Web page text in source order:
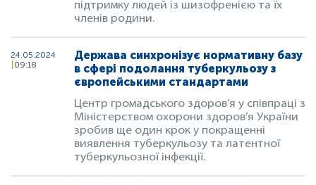
підтримку людей із шизофренією та їх
членів родини.
24.05.2024
09:18
Держава синхронізує нормативну базу
в сфері подолання туберкульозу з
європейськими стандартами
Центр громадського здоров’я у співпраці з
Міністерством охорони здоров’я України
зробив ще один крок у покращенні
виявлення туберкульозу та латентної
туберкульозної інфекції.